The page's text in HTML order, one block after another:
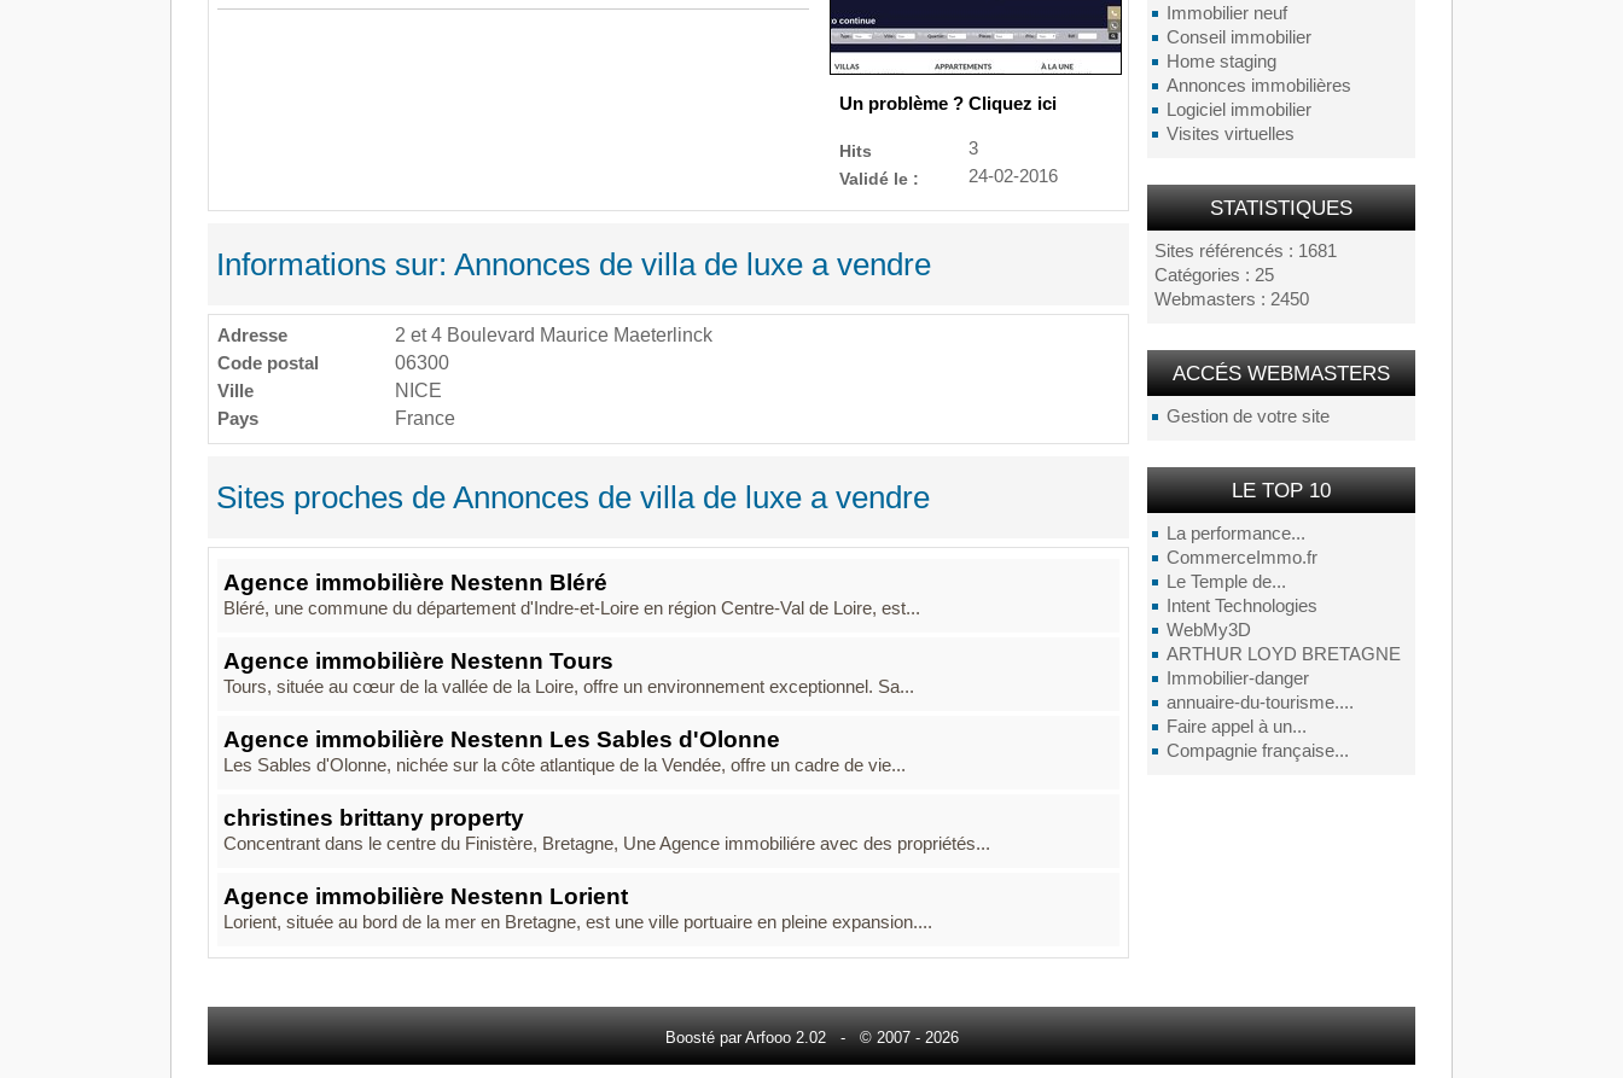
Immobilier neuf
Conseil immobilier
Home staging
Annonces immobilières
Logiciel immobilier
Visites virtuelles
STATISTIQUES
Sites référencés : 1681
Catégories : 25
Webmasters : 2450
ACCÉS WEBMASTERS
Gestion de votre site
LE TOP 10
La performance...
CommerceImmo.fr
Le Temple de...
Intent Technologies
WebMy3D
ARTHUR LOYD BRETAGNE
Immobilier-danger
annuaire-du-tourisme....
Faire appel à un...
Compagnie française...
Un problème ? Cliquez ici
Hits
3
Validé le :
24-02-2016
Informations sur: Annonces de villa de luxe a vendre
Adresse
2 et 4 Boulevard Maurice Maeterlinck
Code postal
06300
Ville
NICE
Pays
France
Sites proches de Annonces de villa de luxe a vendre
Agence immobilière Nestenn Bléré
Bléré, une commune du département d'Indre-et-Loire en région Centre-Val de Loire, est...
Agence immobilière Nestenn Tours
Tours, située au cœur de la vallée de la Loire, offre un environnement exceptionnel. Sa...
Agence immobilière Nestenn Les Sables d'Olonne
Les Sables d'Olonne, nichée sur la côte atlantique de la Vendée, offre un cadre de vie...
christines brittany property
Concentrant dans le centre du Finistère, Bretagne, Une Agence immobiliére avec des propriétés...
Agence immobilière Nestenn Lorient
Lorient, située au bord de la mer en Bretagne, est une ville portuaire en pleine expansion....
Boosté par Arfooo 2.02 - © 2007 - 2026